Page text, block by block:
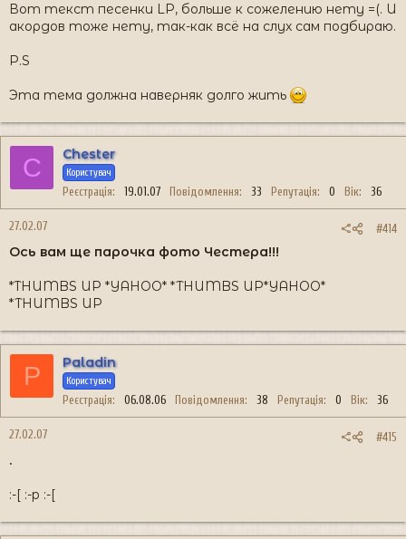
Вот текст песенки LP, больше к сожелению нету =(. И
акордов тоже нету, так-как всё на слух сам подбираю.
P.S
Эта тема должна наверняк долго жить
C Chester
Користувач
Реєстрація 19.01.07 Повідомлення 33 Репутація 0 Вік 36
27.02.07 #414
Ось вам ще парочка фото Честера!!!
*THUMBS UP *YAHOO* *THUMBS UP*YAHOO*
*THUMBS UP
P Paladin
Користувач
Реєстрація 06.08.06 Повідомлення 38 Репутація 0 Вік 36
27.02.07 #415
.
:-[ :-p :-[